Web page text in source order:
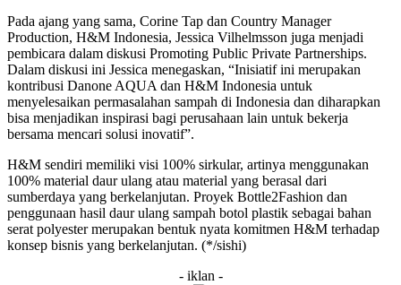
Pada ajang yang sama, Corine Tap dan Country Manager
Production, H&M Indonesia, Jessica Vilhelmsson juga menjadi
pembicara dalam diskusi Promoting Public Private Partnerships.
Dalam diskusi ini Jessica menegaskan, “Inisiatif ini merupakan
kontribusi Danone AQUA dan H&M Indonesia untuk
menyelesaikan permasalahan sampah di Indonesia dan diharapkan
bisa menjadikan inspirasi bagi perusahaan lain untuk bekerja
bersama mencari solusi inovatif”.
H&M sendiri memiliki visi 100% sirkular, artinya menggunakan
100% material daur ulang atau material yang berasal dari
sumberdaya yang berkelanjutan. Proyek Bottle2Fashion dan
penggunaan hasil daur ulang sampah botol plastik sebagai bahan
serat polyester merupakan bentuk nyata komitmen H&M terhadap
konsep bisnis yang berkelanjutan. (*/sishi)
- iklan -